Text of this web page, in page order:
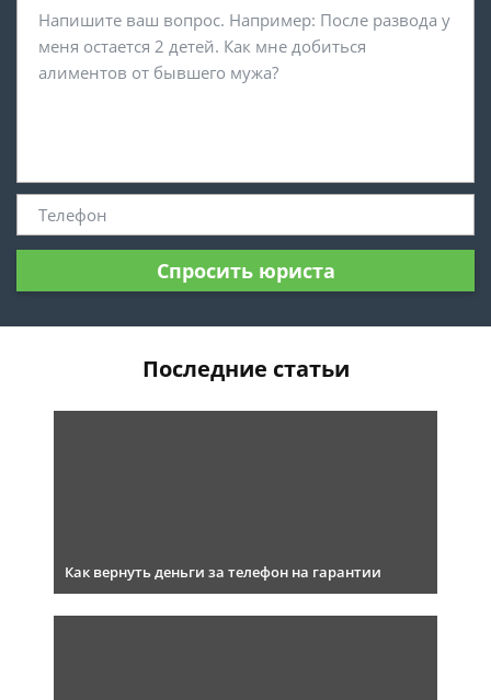
Спросить юриста
Последние статьи
Как вернуть деньги за телефон на гарантии